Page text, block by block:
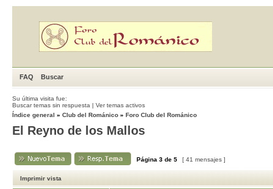
FAQ Buscar
Su última visita fue:
Buscar temas sin respuesta | Ver temas activos
Índice general » Club del Románico » Foro Club del Románico
El Reyno de los Mallos
Página 3 de 5 [ 41 mensajes ]
Imprimir vista